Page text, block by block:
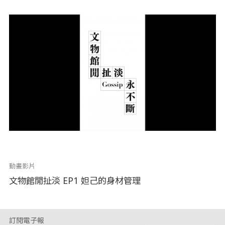
動畫影片
文物館閒扯淡 EP1 妲己的身材管理
訂閱電子報